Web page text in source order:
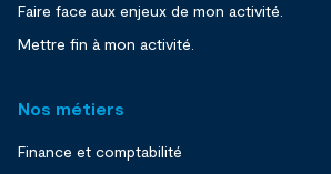
Faire face aux enjeux de mon activité.
Mettre fin à mon activité.
Nos métiers
Finance et comptabilité